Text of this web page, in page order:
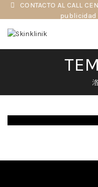
CONTACTO AL CALL
publicidad